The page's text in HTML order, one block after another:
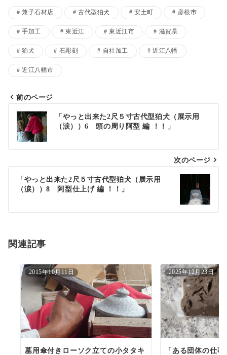
兼子石材店 古代型狛犬 安土町 彦根市
手加工 東近江 東近江市 滋賀県
狛犬 石彫刻 自社加工 近江八幡
近江八幡市
投
稿
ナ
シ
ン
前のページ
「やっと出来た2尺５寸古代型狛犬（展示用
（涙））6 頭の周り阿型 編 ！！」
次のページ
「やっと出来た2尺５寸古代型狛犬（展示用
（涙））8 阿型仕上げ 編 ！！」
関連記事
2015年10月11日
墓用傘付きローソク立ての小タタキ
2025年12月23日
「ある団体の仕